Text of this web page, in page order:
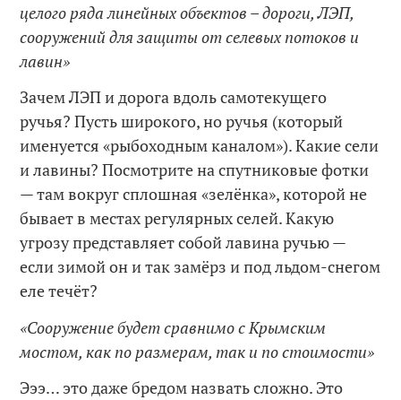
целого ряда линейных объектов – дороги, ЛЭП,
сооружений для защиты от селевых потоков и
лавин»
Зачем ЛЭП и дорога вдоль самотекущего
ручья? Пусть широкого, но ручья (который
именуется «рыбоходным каналом»). Какие сели
и лавины? Посмотрите на спутниковые фотки
— там вокруг сплошная «зелёнка», которой не
бывает в местах регулярных селей. Какую
угрозу представляет собой лавина ручью —
если зимой он и так замёрз и под льдом-снегом
еле течёт?
«Сооружение будет сравнимо с Крымским
мостом, как по размерам, так и по стоимости»
Эээ… это даже бредом назвать сложно. Это